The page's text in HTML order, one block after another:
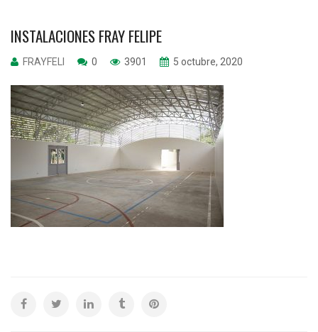
INSTALACIONES FRAY FELIPE
FRAYFELI 0 3901 5 octubre, 2020